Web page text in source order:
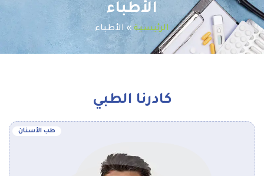
الأطباء
الرئيسية »الأطباء
كادرنا الطبي
طب الأسنان